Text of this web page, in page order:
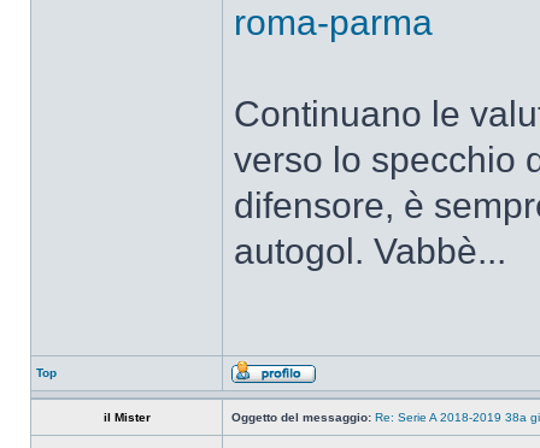
roma-parma
Continuano le
verso lo specchio
difensore, è
autogol. Vabbè...
Top
il Mister Oggetto del messaggio: Re: Serie A 2018-2019 38a